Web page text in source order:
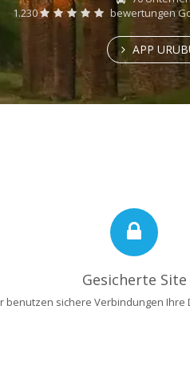
1.230
bewertungen
APP
Gesicherte Site
benutzen sichere Verbindungen Ihre